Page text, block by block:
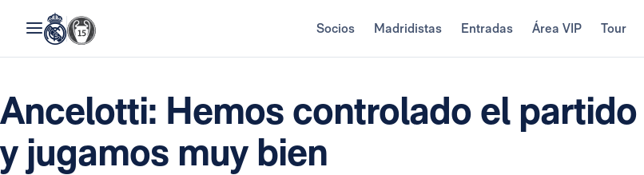
Socios Madridistas Entradas Área VIP Tour
Ancelotti: Hemos controlado el partido
y jugamos muy bien